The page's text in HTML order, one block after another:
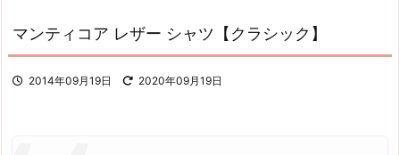
マンティコア レザー シャツ【クラシック】
2014年09月19日 2020年09月19日